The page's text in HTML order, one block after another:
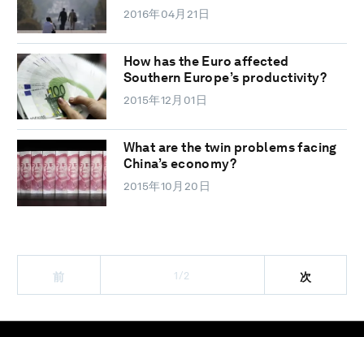
2016年04月21日
How has the Euro affected
Southern Europe’s productivity?
2015年12月01日
What are the twin problems facing
China’s economy?
2015年10月20日
前 1/2 次